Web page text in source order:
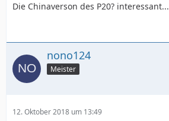
Die Chinaverson des P20? interessant...
nono124
Meister
12. Oktober 2018 um 13:49